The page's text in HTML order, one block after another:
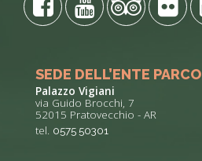
SEDE DELL’ENTE PARCO
Palazzo Vigiani
via Guido Brocchi, 7
52015 Pratovecchio - AR
tel. 0575 50301